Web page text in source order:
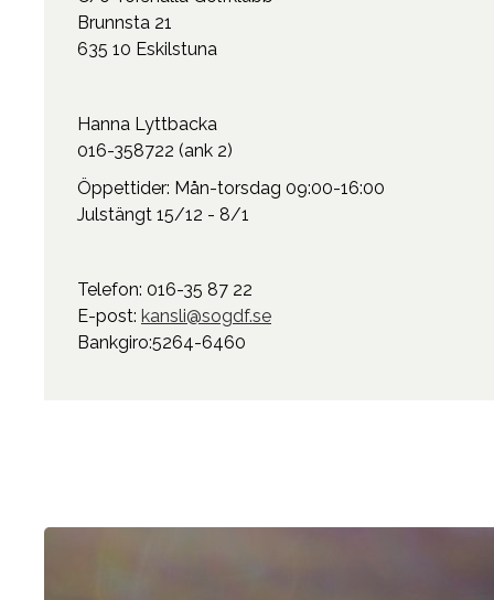
Brunnsta 21
635 10 Eskilstuna
Hanna Lyttbacka
016-358722 (ank 2)
Öppettider: Mån-torsdag 09:00-16:00
Julstängt 15/12 - 8/1
Telefon: 016-35 87 22
E-post: kansli@sogdf.se
Bankgiro:5264-6460